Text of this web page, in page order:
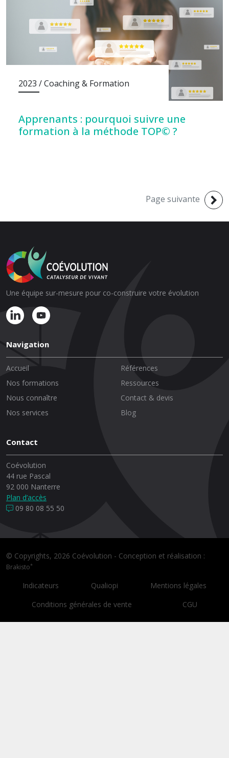
2023 / Coaching & Formation
Apprenants : pourquoi suivre une
formation à la méthode TOP© ?
Page suivante
Une équipe sur-mesure pour co-construire votre évolution
Navigation
Accueil
Nos formations
Nous connaître
Nos services
Références
Ressources
Contact & devis
Blog
Contact
Coévolution
44 rue Pascal
92 000 Nanterre
Plan d’accès
09 80 08 55 50
© Copyrights, 2026 Coévolution - Conception et réalisation :
Brakisto*
Indicateurs Qualiopi
Mentions légales
Conditions générales de vente
CGU